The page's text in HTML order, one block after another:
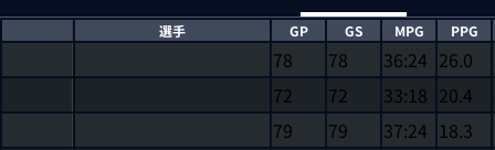
選手 GP GS MPG PPG
78 78 36:24 26.0
72
72 33:18 20.4
79
79 37:24 18.3